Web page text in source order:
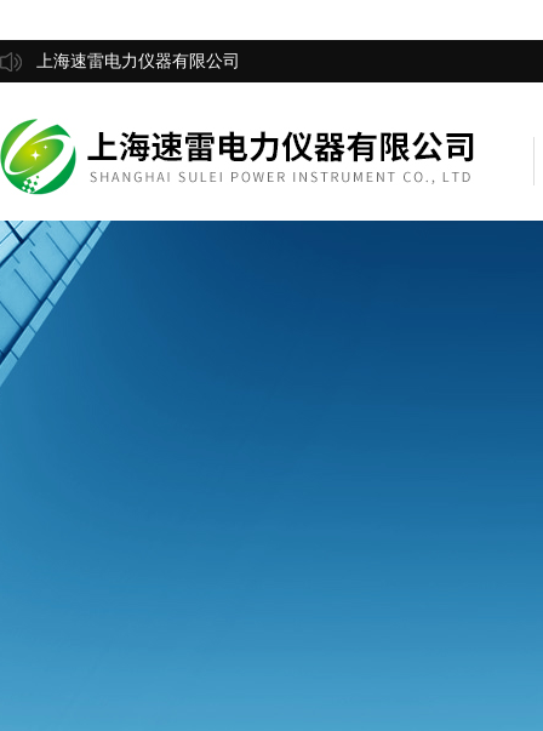
上海速雷电力仪器有限公司